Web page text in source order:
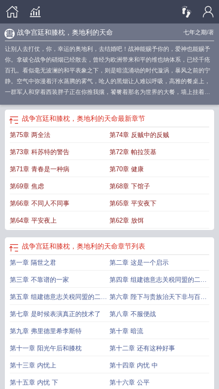
七年之期/著
战争宫廷和膝枕，奥地利的天命
让别人去打仗，你，幸运的奥地利，去结婚吧！战神能赐予你的，爱神也能赐予
你。拿破仑战争的硝烟已经散去，曾经为欧洲带来和平的维也纳体系，已经千疮
百孔。看似毫无波澜的和平表象之下，则是暗流涌动的时代漩涡，暴风之前的宁
静。空气中弥漫着汗水蒸腾的雾气，呛人的黑烟让人难以呼吸，高雅的餐桌上，
一群军人和穿着西装胖子正在你推我攘，饕餮着那名为世界的大餐，墙上挂着梵
兵们迈着正步的整齐队列，走向机枪铁丝网。一颗炮弹落在地面，硝烟过后无数
骑兵冲向炮兵所在的阵地。伴随着巨大的噪音，一架木制飞机贴着地面飞过，之
后急拉升，冲破云层，光芒四射。
奥地利三十年战争奥地利的天命校对版
宫殿
奥地利的天命百度 战争宫廷和膝枕奥地利的阴谋
天命八月 奥地利的天命顶点 奥地利的天命免费阅读奥地利的天命软塌的白
txt奥地利的天命TXT 奥地利的天命主角那一章登基的
天命作奥地利战争史奥地利的天命3q中文网奥地利继承战争的结果
战奥地利的天命QQ 奥地利的天命起点奥地利的天命作者七
错奥地利的天命 第501章奥地利的天命奥地利的天命 七年之期奥地利的天命
笔趣趣奥地利的天命首发 奥地利的天命篱笆好文学
战争宫廷和膝枕，奥地利的天命最新章节
第75章 两全法 第74章 反贼中的反贼
第73章 科苏特的警告 第72章 帕拉茨基
第71章 青春是一种病 第70章 健康
第69章 焦虑 第68章 下馆子
第66章 不同人不同事 第65章 平安夜下
第64章 平安夜上 第62章 放饵
战争宫廷和膝枕，奥地利的天命章节列表
第一章 隔世之君 第二章 这是一个启示
第三章 不靠谱的一家 第四章 组建德意志关税同盟的二三
尝试上
第五章 组建德意志关税同盟的二三
尝试下
第六章 陛下与贵族治天下非与百姓
治天下也
第七章 是时候表演真正的技术了 第八章 不服便战
第九章 弗里德里希李斯特 第十章 暗流
第十一章 阳光午后和膝枕 第十二章 还有这种好事
第十三章 内忧上 第十四章 内忧 中
第十五章 内忧 下 第十六章 公平